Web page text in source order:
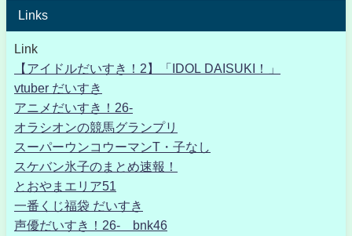
Links
Link
【アイドルだいすき！2】「IDOL DAISUKI！」
vtuber だいすき
アニメだいすき！26-
オラシオンの競馬グランプリ
スーパーウンコウーマンT・子なし
スケバン氷子のまとめ速報！
とおやまエリア51
一番くじ福袋 だいすき
声優だいすき！26- bnk46